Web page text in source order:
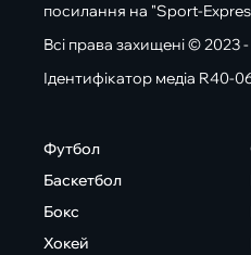
посилання на "Sport-
Всі права захищені ©
Ідентифікатор медіа R40-
Футбол
Баскетбол
Бокс
Хокей